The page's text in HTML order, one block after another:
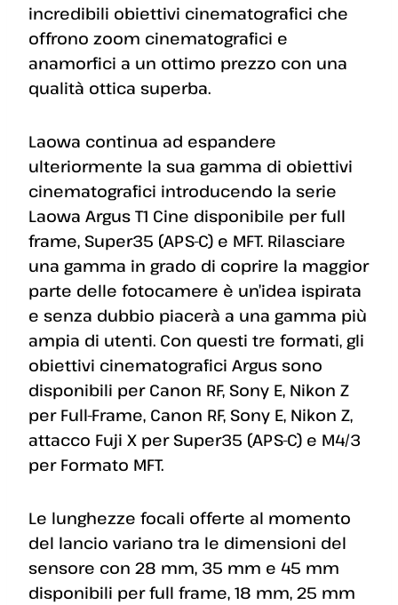
incredibili obiettivi cinematografici che
offrono zoom cinematografici e
anamorfici a un ottimo prezzo con una
qualità ottica superba.
Laowa continua ad espandere
ulteriormente la sua gamma di obiettivi
cinematografici introducendo la serie
Laowa Argus T1 Cine disponibile per full
frame, Super35 (APS-C) e MFT. Rilasciare
una gamma in grado di coprire la maggior
parte delle fotocamere è un’idea ispirata
e senza dubbio piacerà a una gamma più
ampia di utenti. Con questi tre formati, gli
obiettivi cinematografici Argus sono
disponibili per Canon RF, Sony E, Nikon Z
per Full-Frame, Canon RF, Sony E, Nikon Z,
attacco Fuji X per Super35 (APS-C) e M4/3
per Formato MFT.
Le lunghezze focali offerte al momento
del lancio variano tra le dimensioni del
sensore con 28 mm, 35 mm e 45 mm
disponibili per full frame, 18 mm, 25 mm